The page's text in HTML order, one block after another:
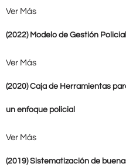
Ver Más
(2022) Modelo de Gestión Policial
Ver Más
(2020) Caja de Herramientas
un enfoque policial
Ver Más
(2019) Sistematización de